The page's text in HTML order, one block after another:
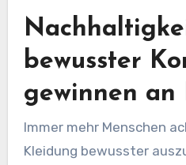
bewusster
gewinnen an
Immer mehr Menschen
Kleidung bewusster